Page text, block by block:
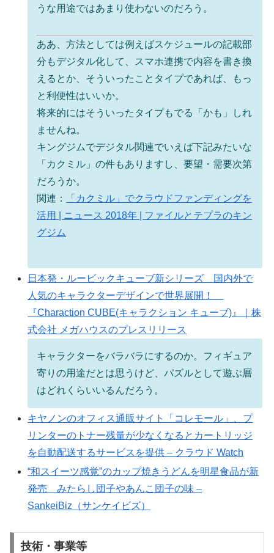
うな用途ではあまり使わないのだろう。
ああ、方法としては例えばスケジュールの記載部
分もデジタル化して、スマホ連携で内容を書き換
えるとか、そういったことタイプであれば、もっ
と利便性はいいか。
将来的にはそういったタイプもでる「かも」しれ
ませんね。
キングジムでデジタル関連でいえば下記みたいな
「カクミル」の件もありますし、要望・需要次第
だろうか。
関連：
「カクミル」でクラウドファンディングを
活用 | ニュース 2018年 | ファイルとテプラのキン
グジム
日本発・ルービックキューブ新シリーズ 国内外で
人気のキャラクターデザインで世界展開！
『Charaction CUBE(キャラクション キューブ)』｜株
式会社 メガハウスのプレスリリース
キャラクターをバラバラにするのか。フィギュア
寄りの用途だとは思うけど、パズルとして遊ぶ層
はどれくらいいるんだろう。
キヤノンのオフィス通販サイト「コレモール」、プ
リンターのトナー残量が少なくなるとカートリッジ
を自動配送するサービスを提供 – クラウド Watch
“和スイーツ感覚”のカップ焼きうどんを明星食品が新
発売 みたらし団子やあんこ団子の味 –
SankeiBiz（サンケイビズ）
技術・事業等